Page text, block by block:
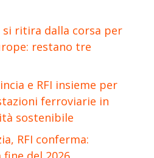
si ritira dalla corsa per
restano tre
e RFI insieme per
ferroviarie in
sostenibile
RFI conferma: